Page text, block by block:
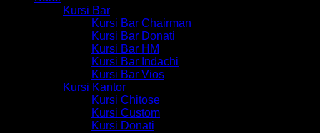
Kursi Bar
Kursi Bar Chairman
Kursi Bar Donati
Kursi Bar HM
Kursi Bar Indachi
Kursi Bar Vios
Kursi Kantor
Kursi Chitose
Kursi Custom
Kursi Donati